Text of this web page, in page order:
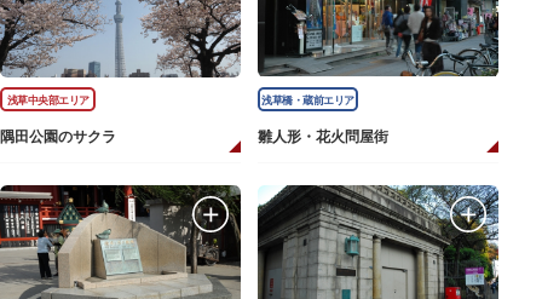
浅草中央部エリア
隅田公園のサクラ
浅草橋・蔵前エリア
雛人形・花火問屋街